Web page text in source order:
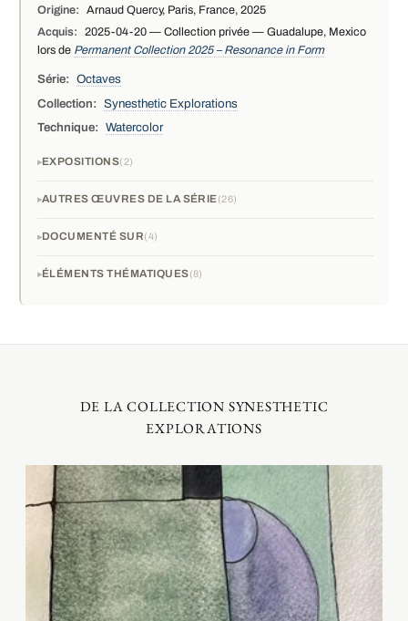
Origine:
Arnaud Quercy, Paris, France, 2025
Acquis:
2025-04-20 — Collection privée — Guadalupe, Mexico
lors de Permanent Collection 2025 – Resonance in Form
Série:
Octaves
Collection:
Synesthetic Explorations
Technique:
Watercolor
EXPOSITIONS 2
AUTRES ŒUVRES DE LA SÉRIE 26
DOCUMENTÉ SUR 4
ÉLÉMENTS THÉMATIQUES 8
DE LA COLLECTION SYNESTHETIC
EXPLORATIONS